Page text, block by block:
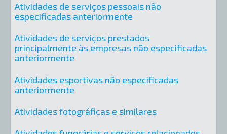
Atividades de serviços pessoais não
especificadas anteriormente
Atividades de serviços prestados
principalmente às empresas não especificadas
anteriormente
Atividades esportivas não especificadas
anteriormente
Atividades fotográficas e similares